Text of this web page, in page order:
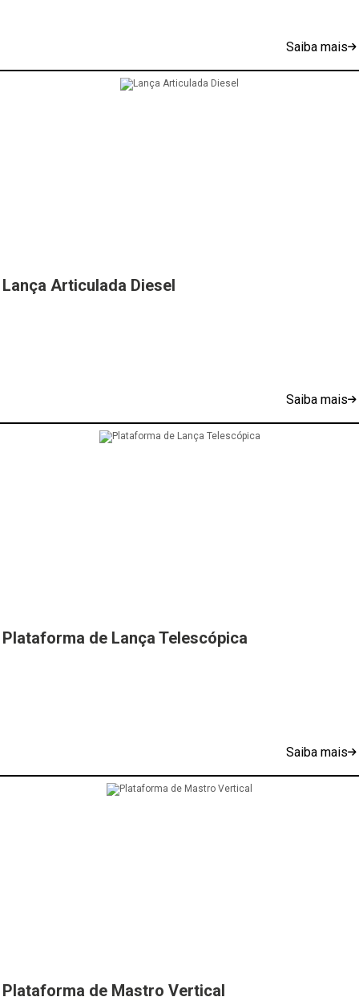
Saiba mais
Lança Articulada Diesel
Saiba mais
Plataforma de Lança Telescópica
Saiba mais
Plataforma de Mastro Vertical